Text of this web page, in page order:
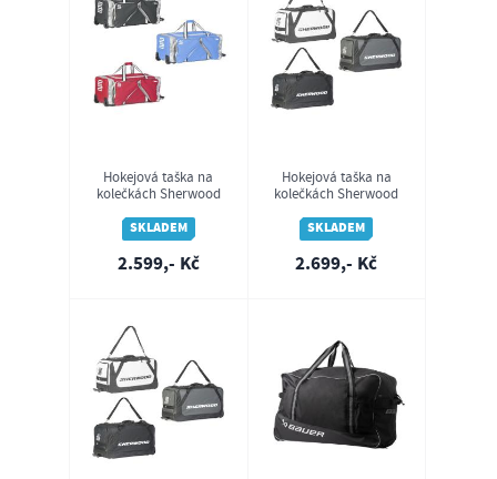
Hokejová taška na
kolečkách Sherwood
SKLADEM
2.599,- Kč
Hokejová taška na
kolečkách Sherwood
(senior)
SKLADEM
2.699,- Kč